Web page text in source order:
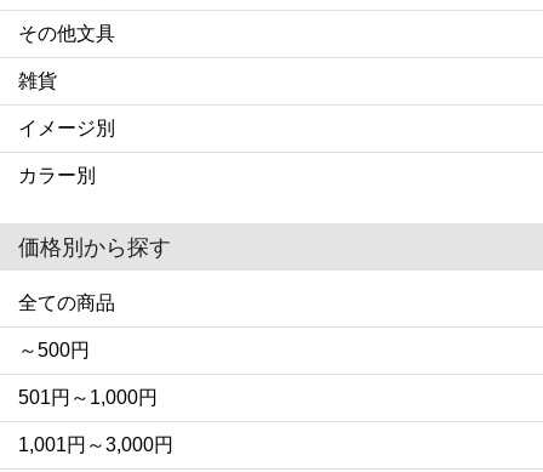
その他文具
雑貨
イメージ別
カラー別
価格別から探す
全ての商品
～500円
501円～1,000円
1,001円～3,000円